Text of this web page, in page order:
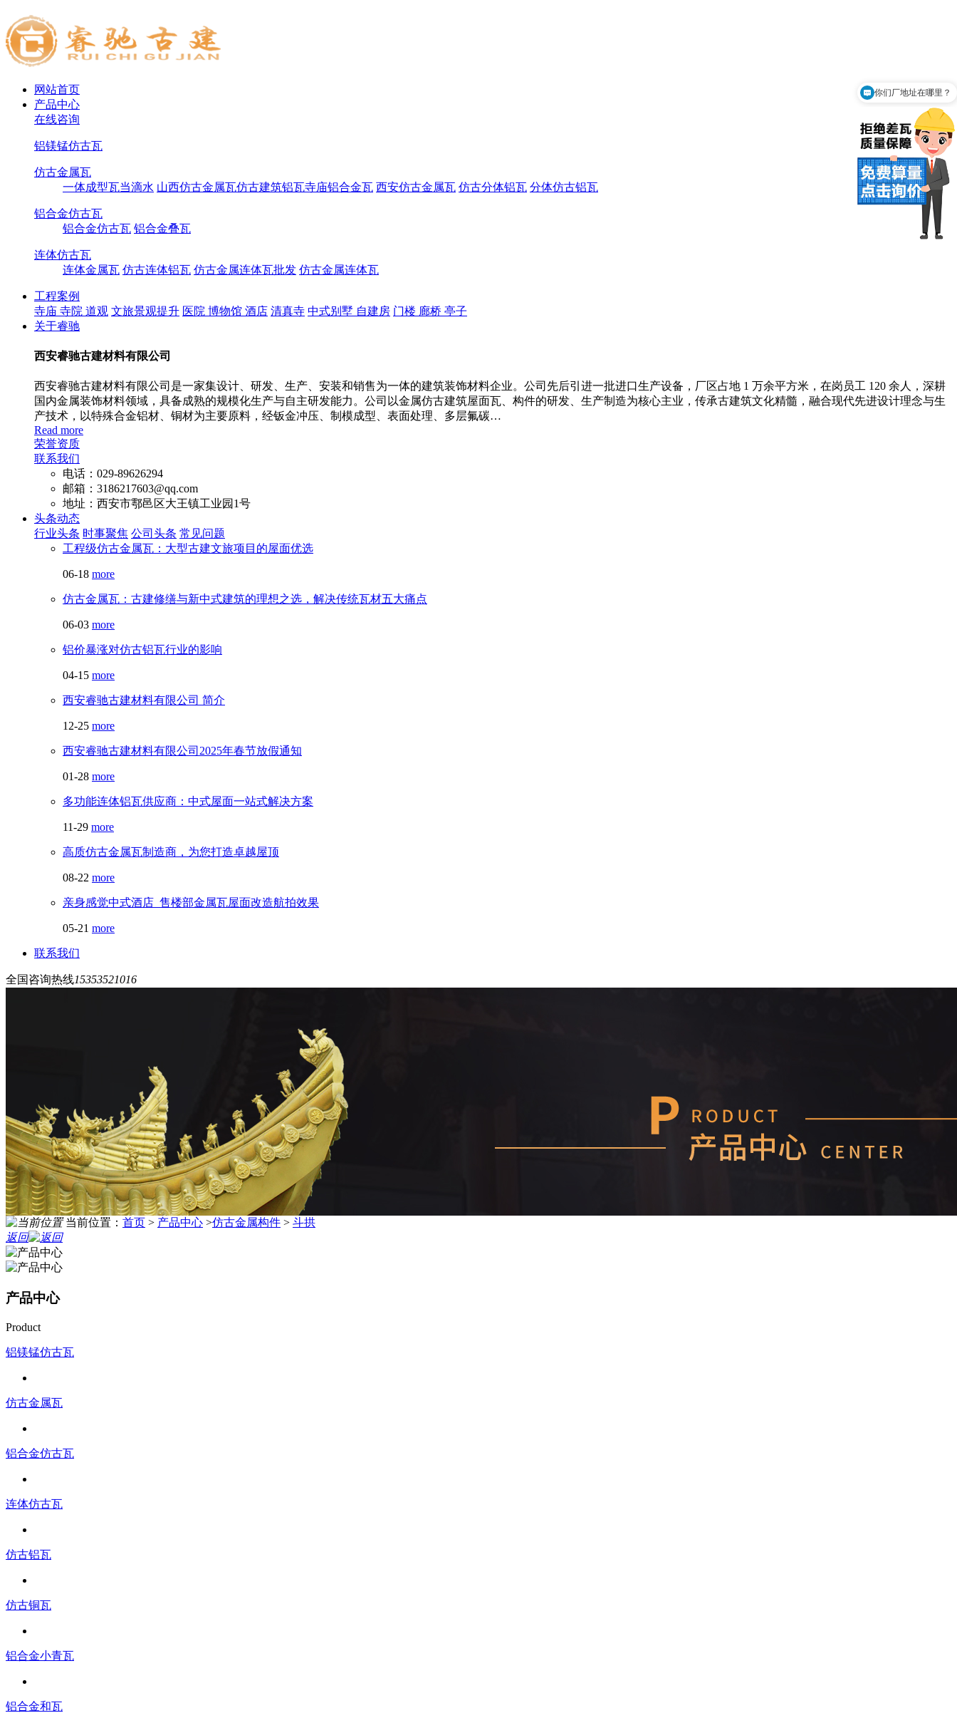
网站首页
产品中心
在线咨询
铝镁锰仿古瓦
仿古金属瓦
一体成型瓦当滴水 山西仿古金属瓦仿古建筑铝瓦寺庙铝合金瓦 西安仿古金属瓦 仿古分体铝瓦 分体仿古铝瓦
铝合金仿古瓦
铝合金仿古瓦 铝合金叠瓦
连体仿古瓦
连体金属瓦 仿古连体铝瓦 仿古金属连体瓦批发 仿古金属连体瓦
工程案例
寺庙 寺院 道观 文旅景观提升 医院 博物馆 酒店 清真寺 中式别墅 自建房 门楼 廊桥 亭子
关于睿驰
西安睿驰古建材料有限公司
西安睿驰古建材料有限公司是一家集设计、研发、生产、安装和销售为一体的建筑装饰材料企业。公司先后引进一批进口生产设备，厂区占地 1 万余平方米，在岗员工 120 余人，深耕
国内金属装饰材料领域，具备成熟的规模化生产与自主研发能力。公司以金属仿古建筑屋面瓦、构件的研发、生产制造为核心主业，传承古建筑文化精髓，融合现代先进设计理念与生
产技术，以特殊合金铝材、铜材为主要原料，经钣金冲压、制模成型、表面处理、多层氟碳…
Read more
荣誉资质
联系我们
电话：029-89626294
邮箱：3186217603@qq.com
地址：西安市鄠邑区大王镇工业园1号
头条动态
行业头条 时事聚焦 公司头条 常见问题
工程级仿古金属瓦：大型古建文旅项目的屋面优选
06-18 more
仿古金属瓦：古建修缮与新中式建筑的理想之选，解决传统瓦材五大痛点
06-03 more
铝价暴涨对仿古铝瓦行业的影响
04-15 more
西安睿驰古建材料有限公司 简介
12-25 more
西安睿驰古建材料有限公司2025年春节放假通知
01-28 more
多功能连体铝瓦供应商：中式屋面一站式解决方案
11-29 more
高质仿古金属瓦制造商，为您打造卓越屋顶
08-22 more
亲身感觉中式酒店_售楼部金属瓦屋面改造航拍效果
05-21 more
联系我们
全国咨询热线15353521016
当前位置： 首页 > 产品中心 >仿古金属构件 > 斗拱
返回
产品中心
Product
铝镁锰仿古瓦
仿古金属瓦
铝合金仿古瓦
连体仿古瓦
仿古铝瓦
仿古铜瓦
铝合金小青瓦
铝合金和瓦
可以免费上门测量吗？